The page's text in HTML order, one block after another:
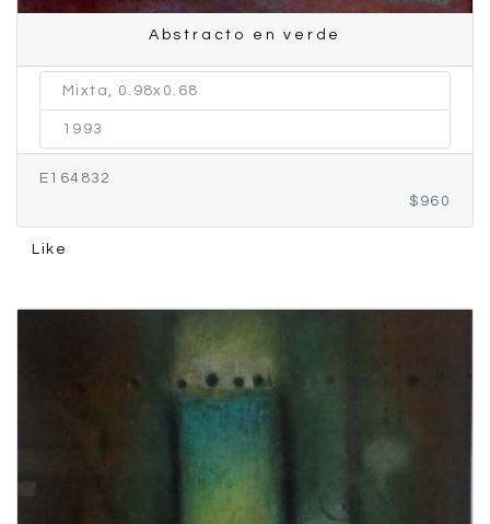
Abstracto en verde
Mixta, 0.98x0.68
1993
E164832
$960
Like